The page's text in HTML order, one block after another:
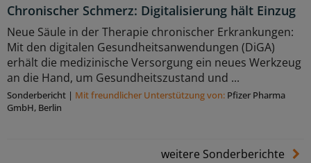
Chronischer Schmerz: Digitalisierung hält Einzug
Neue Säule in der Therapie chronischer Erkrankungen:
Mit den digitalen Gesundheitsanwendungen (DiGA)
erhält die medizinische Versorgung ein neues Werkzeug
an die Hand, um Gesundheitszustand und ...
Sonderbericht | Mit freundlicher Unterstützung von: Pfizer Pharma
GmbH, Berlin
weitere Sonderberichte